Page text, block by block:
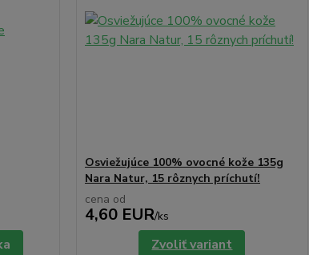
Osviežujúce 100% ovocné kože 135g
Nara Natur, 15 rôznych príchutí!
cena od
4,60 EUR/ks
Zvoliť variant